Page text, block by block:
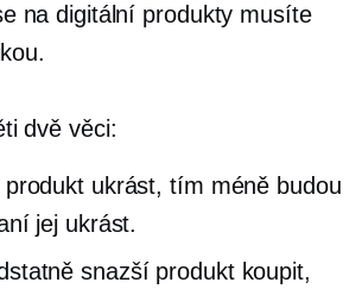
na digitální produkty musíte
dvě věci:
ukrást, tím méně budou
jej ukrást.
snazší produkt koupit,